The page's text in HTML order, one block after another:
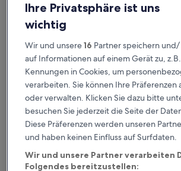
Sterne-
Unterkunft
2,4 km von University/65th Street Station
8.4
von
10,
Sehr
gut,
(1.009
Bewertungen)
8,4/10 Sehr gut
inkl.
Larkspur Landing Extended Stay Suites
Ihre Privatsphäre ist uns
wichtig
Wir und unsere16 Partner speichern
auf Informationen auf einem Gerät zu,
Kennungen in Cookies, um
verarbeiten. Sie können Ihre Präferenzen
oder verwalten. Klicken Sie dazu bitte
besuchen Sie jederzeit die Seite der
Diese Präferenzen werden unseren
und haben keinen Einfluss auf Surfdaten.
Wir und unsere Partner verarbeiten
Folgendes bereitzustellen: